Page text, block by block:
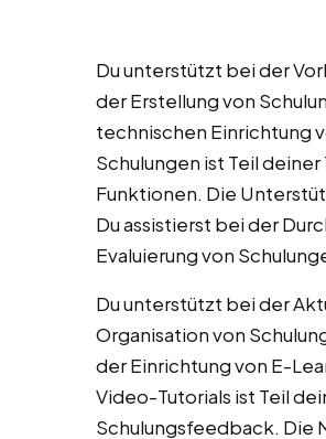
Du unterstützt bei der
der Erstellung von
technischen Einrichtung
Schulungen ist Teil
Funktionen. Die
Du assistierst bei der
Evaluierung von
Du unterstützt bei der
Organisation von
der Einrichtung von E-
Video-Tutorials ist Teil
Schulungsfeedback. Die